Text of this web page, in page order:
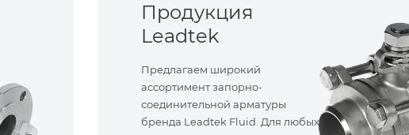
Продукция
Leadtek
Предлагаем широкий
ассортимент запорно-
соединительной арматуры
бренда Leadtek Fluid. Для любых